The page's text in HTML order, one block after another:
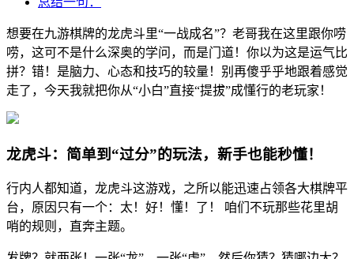
想要在九游棋牌的龙虎斗里“一战成名”？老哥我在这里跟你唠
唠，这可不是什么深奥的学问，而是门道！你以为这是运气比
拼？错！是脑力、心态和技巧的较量！别再傻乎乎地跟着感觉
走了，今天我就把你从“小白”直接“提拔”成懂行的老玩家！
龙虎斗：简单到“过分”的玩法，新手也能秒懂！
行内人都知道，龙虎斗这游戏，之所以能迅速占领各大棋牌平
台，原因只有一个：太！好！懂！了！ 咱们不玩那些花里胡
哨的规则，直奔主题。